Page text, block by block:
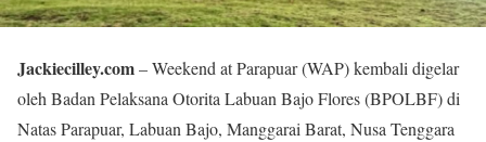
Jackiecilley.com– Weekend at Parapuar (WAP) kembali digelar
oleh Badan Pelaksana Otorita Labuan Bajo Flores (BPOLBF) di
Natas Parapuar, Labuan Bajo, Manggarai Barat, Nusa Tenggara